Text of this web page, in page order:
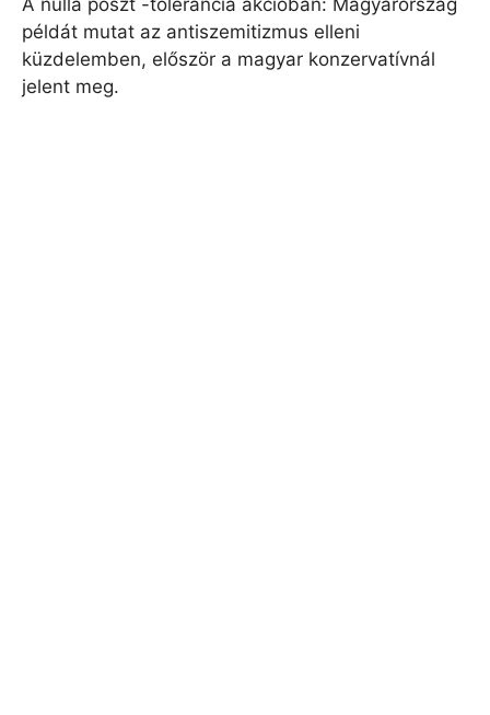
A nulla poszt -tolerancia akcióban: Magyarország
példát mutat az antiszemitizmus elleni
küzdelemben, először a magyar konzervatívnál
jelent meg.